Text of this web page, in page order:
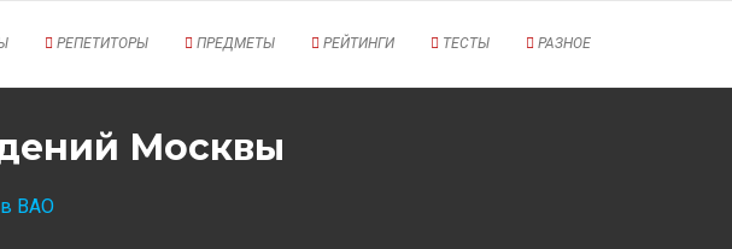
РЕПЕТИТОРЫ ПРЕДМЕТЫ РЕЙТИНГИ ТЕСТЫ РАЗНОЕ
Москвы
ВАО